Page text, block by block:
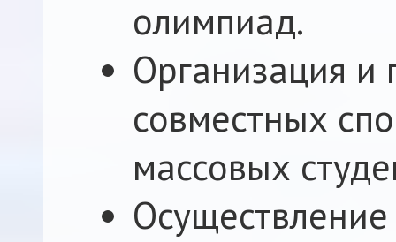
олимпиад.
Организация и
совместных
массовых